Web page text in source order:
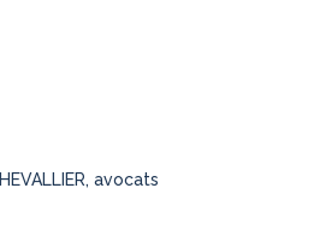
avocats